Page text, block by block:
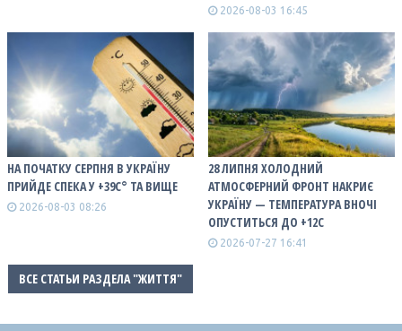
2026-08-03 16:45
НА ПОЧАТКУ СЕРПНЯ В УКРАЇНУ
ПРИЙДЕ СПЕКА У +39С° ТА ВИЩЕ
2026-08-03 08:26
28 ЛИПНЯ ХОЛОДНИЙ
АТМОСФЕРНИЙ ФРОНТ НАКРИЄ
УКРАЇНУ — ТЕМПЕРАТУРА ВНОЧІ
ОПУСТИТЬСЯ ДО +12С
2026-07-27 16:41
ВСЕ СТАТЬИ РАЗДЕЛА "ЖИТТЯ"